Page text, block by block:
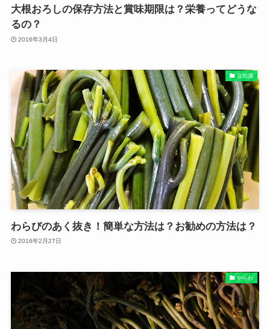
大根おろしの保存方法と賞味期限は？栄養ってどうな
るの？
2016年3月4日
豆知識
わらびのあく抜き！簡単な方法は？お勧めの方法は？
2016年2月27日
やらわ